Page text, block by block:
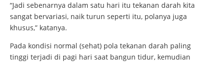
“Jadi sebenarnya dalam satu hari itu tekanan darah kita
sangat bervariasi, naik turun seperti itu, polanya juga
khusus,” katanya.
Pada kondisi normal (sehat) pola tekanan darah paling
tinggi terjadi di pagi hari saat bangun tidur, kemudian